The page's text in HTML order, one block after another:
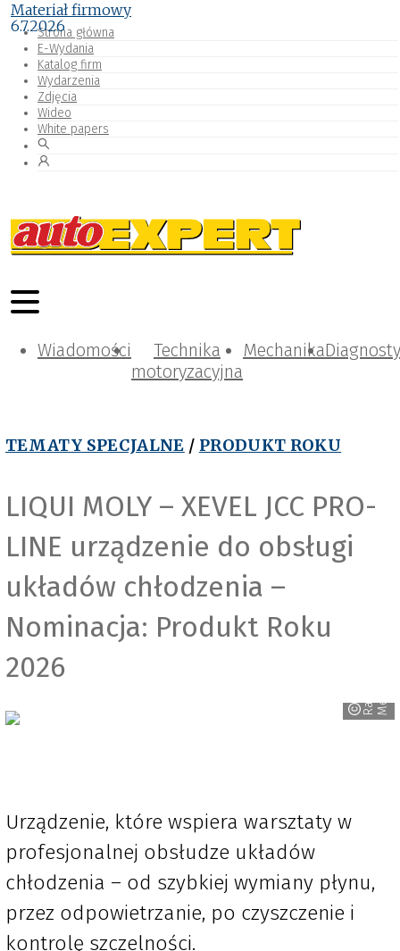
Strona główna
E-Wydania
Katalog firm
Wydarzenia
Zdjęcia
Wideo
White papers
Wiadomości
Technika
motoryzacyjna
Mechanika
TEMATY SPECJALNE / PRODUKT ROKU
LIQUI MOLY – XEVEL JCC PRO-
LINE urządzenie do obsługi
układów chłodzenia –
Nominacja: Produkt Roku
2026
R
a
v
e
n
M
e
d
ia
Materiał firmowy
6.7.2026
Urządzenie, które wspiera warsztaty w
profesjonalnej obsłudze układów
chłodzenia – od szybkiej wymiany płynu,
przez odpowietrzanie, po czyszczenie i
kontrolę szczelności.